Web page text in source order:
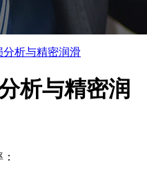
析与精密润滑
析与精密润